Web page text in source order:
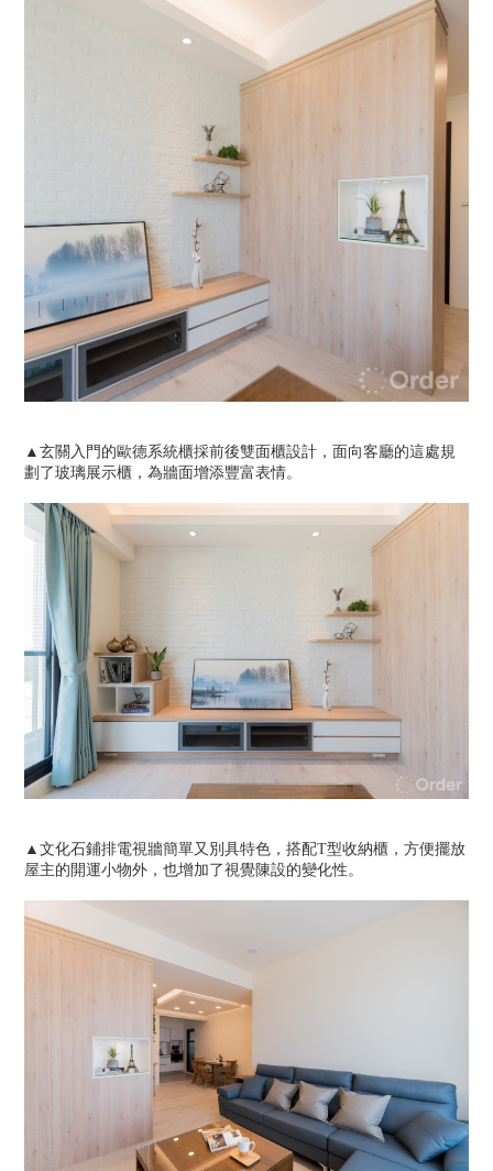
▲玄關入門的歐德系統櫃採前後雙面櫃設計，面向客廳的這處規
劃了玻璃展示櫃，為牆面增添豐富表情。
▲文化石鋪排電視牆簡單又別具特色，搭配T型收納櫃，方便擺放
屋主的開運小物外，也增加了視覺陳設的變化性。